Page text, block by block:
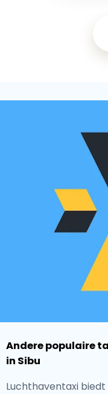
Andere populaire
in Sibu
Luchthaventaxi